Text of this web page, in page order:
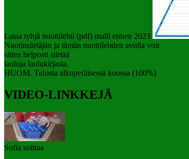
Lataa tyhjä nuottilehti (pdf) malli ennen 2023
Nuotinsiirtäjän ja tämän nuottilehden avulla voit
sitten helposti siirtää
lauluja laulukirjasta.
HUOM. Tulosta alkuperäisessä koossa (100%)
VIDEO-LINKKEJÄ
Sofia soittaa